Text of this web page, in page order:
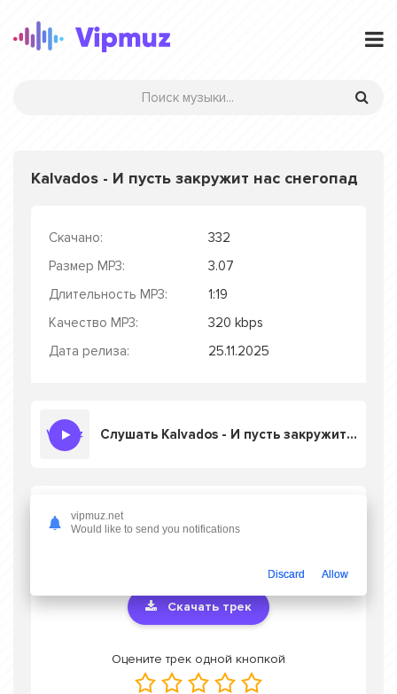
Kalvados - И пусть закружит нас снегопад
Скачано:
332
Размер MP3:
3.07
Длительность MP3:
1:19
Качество MP3:
320 kbps
Дата релиза:
25.11.2025
Слушать Kalvados - И пусть закружит нас снегопад
Скачать песню Kalvados - И пусть
закружит нас снегопадв mp3 или слушать
Скачать трек
Оцените трек одной кнопкой
vipmuz.net
Would like to send you notifications
Discard Allow